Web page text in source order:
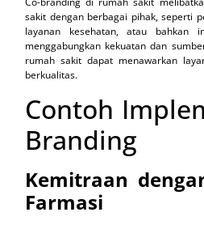
sakit dengan berbagai pihak, seperti
layanan kesehatan, atau bahkan
menggabungkan kekuatan dan
rumah sakit dapat menawarkan
berkualitas.
Contoh
Branding
Kemitraan
Farmasi